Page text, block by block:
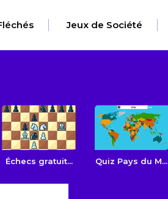
Jeux de Société
Échecs gratuit... Quiz Pays du M...